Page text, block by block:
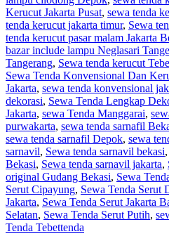
Kerucut Jakarta Pusat, sewa tenda
tenda kerucut jakarta timur, Sewa
tenda kerucut pasar malam Jakarta
bazar include lampu Neglasari
Tangerang, Sewa tenda kerucut
Sewa Tenda Konvensional Dan
Jakarta, sewa tenda konvensional
dekorasi, Sewa Tenda Lengkap
Jakarta, sewa Tenda Manggarai,
purwakarta, sewa tenda sarnafil
sewa tenda sarnafil Depok, sewa
sarnavil, Sewa tenda sarnavil bekasi,
Bekasi, Sewa tenda sarnavil jakarta,
original Gudang Bekasi, Sewa
Serut Cipayung, Sewa Tenda Serut
Jakarta, Sewa Tenda Serut Jakarta
Selatan, Sewa Tenda Serut Putih,
Tenda Tebettenda